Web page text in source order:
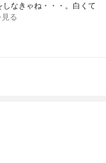
なきゃね・・・。白くて
る